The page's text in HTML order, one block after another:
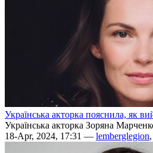
Українська акторка пояснила, як
Українська акторка Зоряна
18-Apr, 2024, 17:31 — lemberglegion